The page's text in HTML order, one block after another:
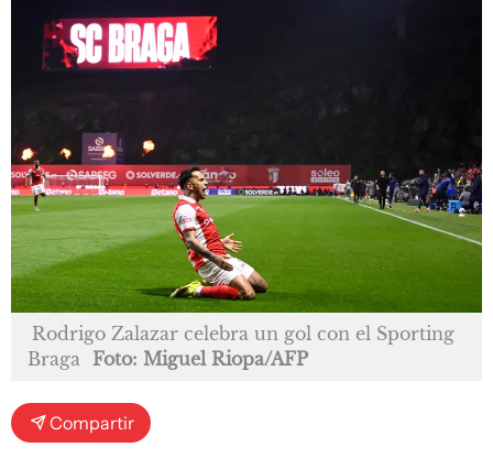
Rodrigo Zalazar celebra un gol con el Sporting
Braga
Foto: Miguel Riopa/AFP
Compartir